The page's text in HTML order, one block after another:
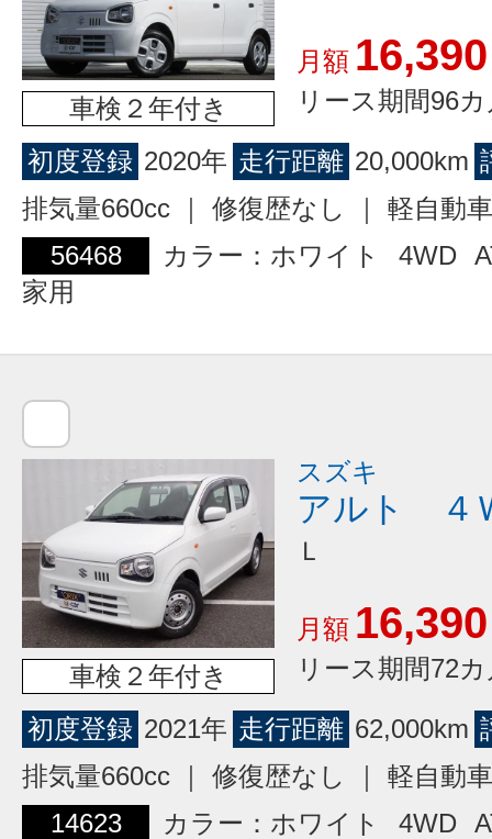
車検２年付き
月額 16,390
リース期間96
初度登録 2020年 走行距離 20,000km
排気量660cc ｜ 修復歴なし ｜ 軽自動車
56468
カラー：ホワイト 4WD
家用
車検２年付き
スズキ
アルト ４
Ｌ
月額 16,390
リース期間72
初度登録 2021年 走行距離 62,000km
排気量660cc ｜ 修復歴なし ｜ 軽自動車
14623
カラー：ホワイト 4WD